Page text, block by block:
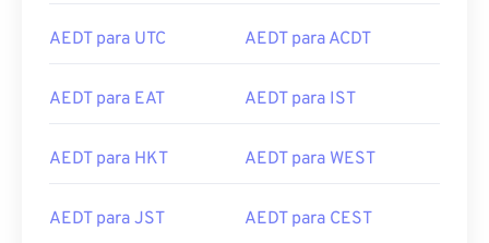
AEDT para UTC AEDT para ACDT
AEDT para EAT AEDT para IST
AEDT para HKT AEDT para WEST
AEDT para JST AEDT para CEST